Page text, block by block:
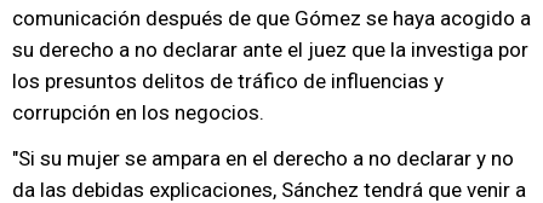
comunicación después de que Gómez se haya acogido a
su derecho a no declarar ante el juez que la investiga por
los presuntos delitos de tráfico de influencias y
corrupción en los negocios.
"Si su mujer se ampara en el derecho a no declarar y no
da las debidas explicaciones, Sánchez tendrá que venir a